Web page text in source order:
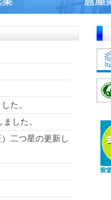
た。
した。
二つ星の更新し